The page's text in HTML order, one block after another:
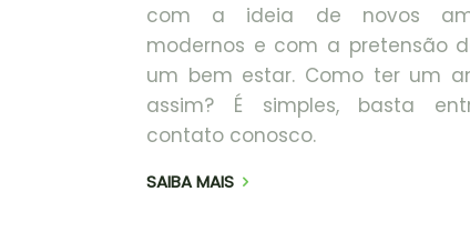
com a ideia de novos
modernos e com a pretensão
um bem estar. Como ter um
assim? É simples, basta
contato conosco.
SAIBA MAIS